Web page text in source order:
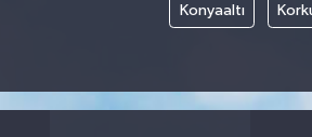
Konyaaltı